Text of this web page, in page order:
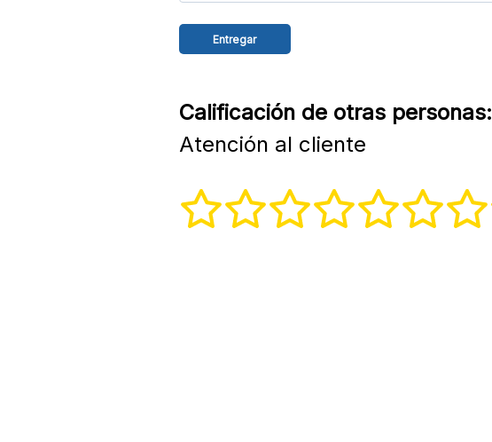
Calificación de otras personas:
Atención al cliente